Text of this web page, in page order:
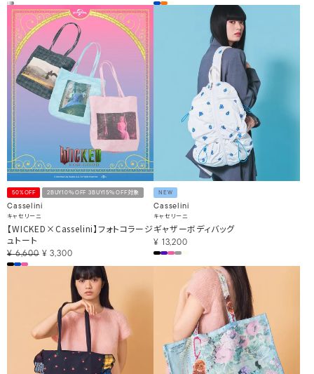
50%OFF 2BUY10％OFF 3BUY15％OFF対象
Casselini
キャセリーニ
【WICKED×Casselini】フォトコラージ
ュトート
¥ 6,600 ¥ 3,300
NEW
Casselini
キャセリーニ
ギャザーボディバッグ
¥ 13,200